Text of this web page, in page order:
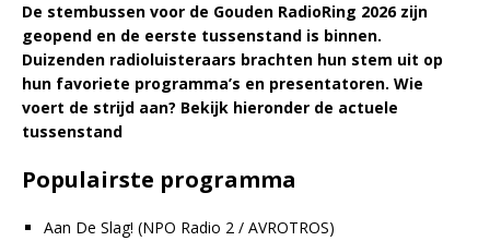
De stembussen voor de Gouden RadioRing 2026 zijn
geopend en de eerste tussenstand is binnen.
Duizenden radioluisteraars brachten hun stem uit op
hun favoriete programma’s en presentatoren. Wie
voert de strijd aan? Bekijk hieronder de actuele
tussenstand
Populairste programma
Aan De Slag! (NPO Radio 2 / AVROTROS)